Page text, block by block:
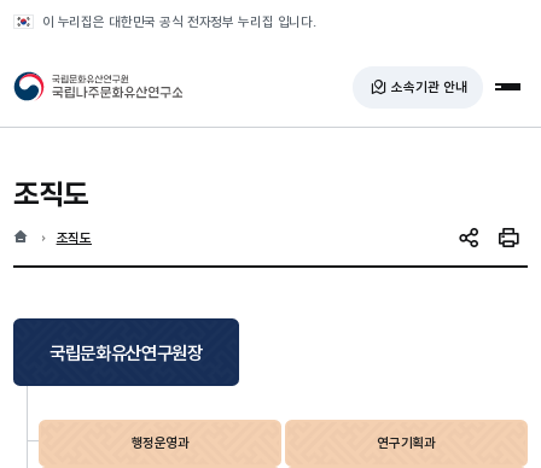
이 누리집은 대한민국 공식 전자정부 누리집 입니다.
국가유산청 국립나주문화유산연구소 소속기관 안내 전
조직도
홈 현재 위치
조직도 SNS 공유인쇄
국립문화유산연구원장
행정운영과 연구기획과